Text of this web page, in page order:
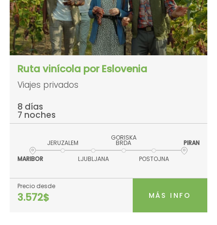
Ruta vinícola por Eslovenia
Viajes privados
8 días
7 noches
MARIBOR
JERUZALEM
LJUBLJANA
GORISKA
BRDA
POSTOJNA
PIRAN
Precio desde
3.572$ MÁS INFO